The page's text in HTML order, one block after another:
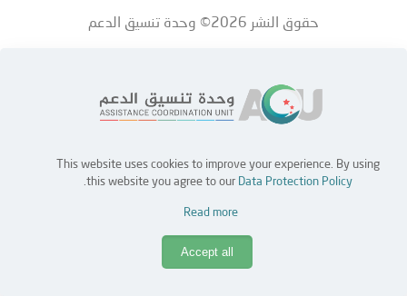
حقوق النشر 2026© وحدة تنسيق الدعم
This website uses cookies to improve your experience. By using
this website you agree to our Data Protection Policy
.
Read more
Accept all